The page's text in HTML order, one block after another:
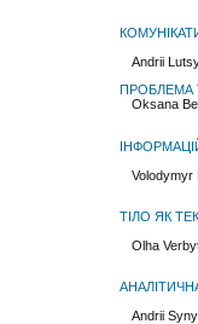
Andrii
ПРОБЛЕМА
Oksana
Volodymyr
ТІЛО ЯК
Olha
Andrii